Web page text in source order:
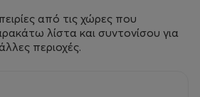
από τις χώρες που
λίστα και συντονίσου για
περιοχές.